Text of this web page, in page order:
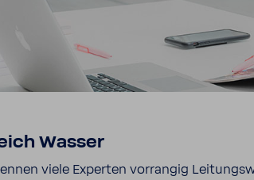
Wasser
viele Experten vorrangig